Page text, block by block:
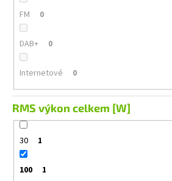
FM 0
DAB+ 0
Internetové 0
RMS výkon celkem [W]
30 1
100 1